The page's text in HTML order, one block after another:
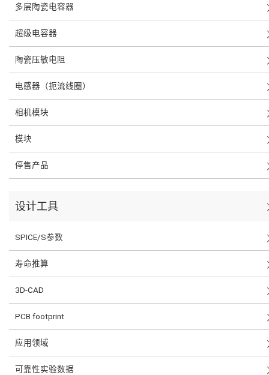
多层陶瓷电容器
超级电容器
陶瓷压敏电阻
电感器（扼流线圈）
相机模块
模块
停售产品
设计工具
SPICE/S参数
寿命推算
3D-CAD
PCB footprint
应用领域
可靠性实验数据